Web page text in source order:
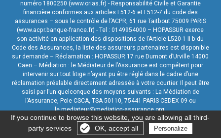
numéro 1800250 (www.orias.fr) - Responsabilité Civile et Garantie
financière conformes aux articles L512-6 et L512-7 du code des
assurances – sous le contrôle de l’ACPR, 61 rue Taitbout 75009 PARIS
(www.acpr.banque-france.fr) - Tel : 0149954000 – HOPASSUR exerce
son activité en application des dispositions de l’Article L520-1 II b du
Code des Assurances, la liste des assureurs partenaires est disponible
sur demande – Réclamation : HOPASSUR 17 rue Dumont d’Urville 14000
Caen – Médiation : le Médiateur de l’Assurance est compétent pour
intervenir sur tout litige n’ayant pu être réglé dans le cadre d’une
réclamation préalable directement adressée à votre courtier. Il peut être
saisi par l’un quelconque des moyens suivants : La Médiation de
l’Assurance, Pole CSCA, TSA 50110, 75441 PARIS CEDEX 09 ou
le.mediateur@mediation-assurance.org.
Mentions légales Création site internet:Agence Digitale :Netskiss
Gérer les cookies
If you continue to browse this website, you are allowing all third-
party services
OK, accept all Personalize